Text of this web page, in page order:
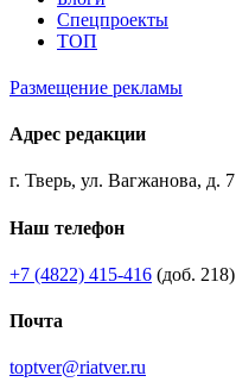
Спецпроекты
ТОП
Размещение рекламы
Адрес редакции
г. Тверь, ул. Вагжанова, д. 7
Наш телефон
+7 (4822) 415-416 (доб. 218)
Почта
toptver@riatver.ru